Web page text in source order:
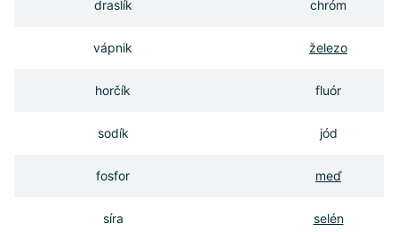
draslík chróm
vápnik železo
horčík fluór
sodík jód
fosfor meď
síra selén